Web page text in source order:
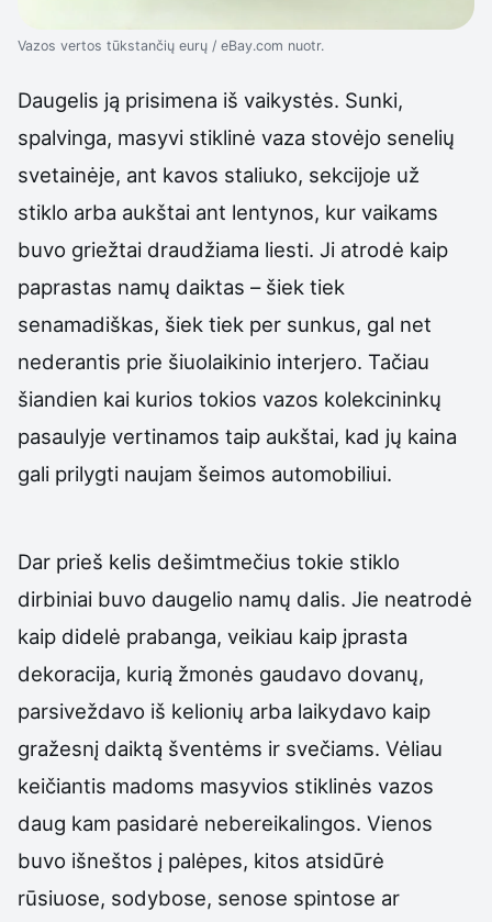
Vazos vertos tūkstančių eurų / eBay.com nuotr.
Daugelis ją prisimena iš vaikystės. Sunki,
spalvinga, masyvi stiklinė vaza stovėjo senelių
svetainėje, ant kavos staliuko, sekcijoje už
stiklo arba aukštai ant lentynos, kur vaikams
buvo griežtai draudžiama liesti. Ji atrodė kaip
paprastas namų daiktas – šiek tiek
senamadiškas, šiek tiek per sunkus, gal net
nederantis prie šiuolaikinio interjero. Tačiau
šiandien kai kurios tokios vazos kolekcininkų
pasaulyje vertinamos taip aukštai, kad jų kaina
gali prilygti naujam šeimos automobiliui.
Dar prieš kelis dešimtmečius tokie stiklo
dirbiniai buvo daugelio namų dalis. Jie neatrodė
kaip didelė prabanga, veikiau kaip įprasta
dekoracija, kurią žmonės gaudavo dovanų,
parsiveždavo iš kelionių arba laikydavo kaip
gražesnį daiktą šventėms ir svečiams. Vėliau
keičiantis madoms masyvios stiklinės vazos
daug kam pasidarė nebereikalingos. Vienos
buvo išneštos į palėpes, kitos atsidūrė
rūsiuose, sodybose, senose spintose ar